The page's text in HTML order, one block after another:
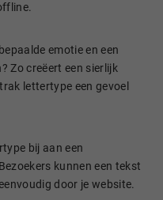
emotie en een
Zo creëert een sierlijk
lettertype een gevoel
bij aan een
kunnen een tekst
door je website.